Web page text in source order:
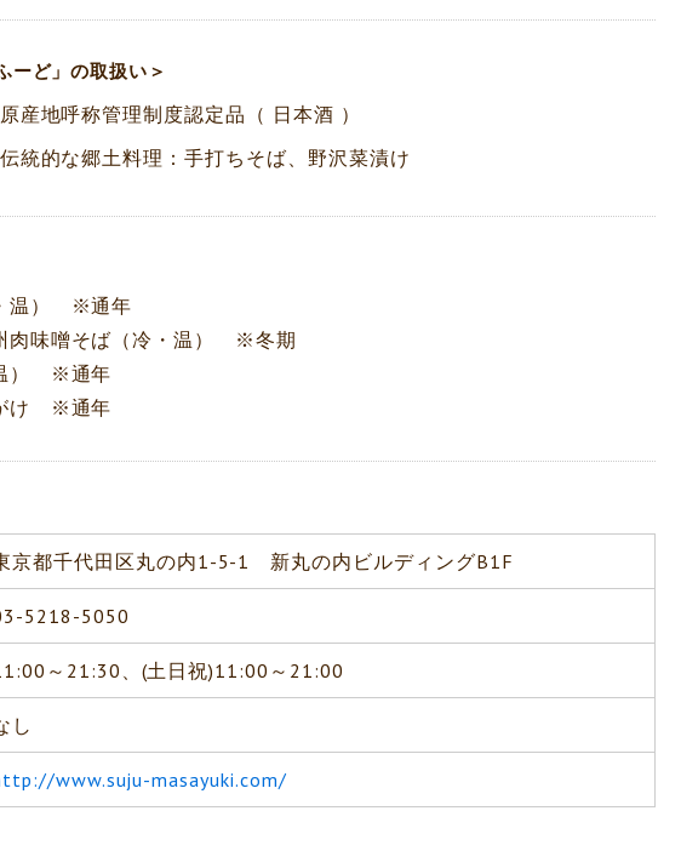
ーど」の取扱い＞
原産地呼称管理制度認定品（ 日本酒 ）
伝統的な郷土料理：手打ちそば、野沢菜漬け
温） ※通年
肉味噌そば（冷・温） ※冬期
） ※通年
け ※通年
京都千代田区丸の内1-5-1 新丸の内ビルディングB1F
5218-5050
～21:30、(土日祝)11:00～21:00
し
www.suju-masayuki.com/